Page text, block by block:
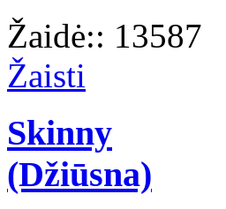
Žaidė:: 13587
Žaisti
Skinny
(Džiūsna)